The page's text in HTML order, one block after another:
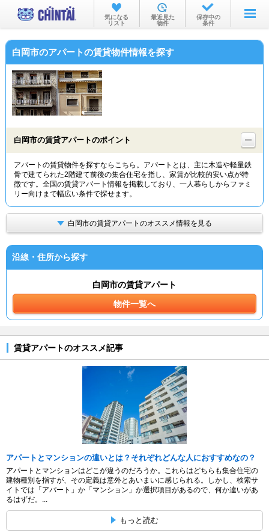
お部屋を探す
沿線・駅から
物件特集から
TOP
気になる
リスト
最近見た
物件
保存中の
条件
白岡市のアパートの賃貸物件情報を探す
白岡市の賃貸アパートのポイント
アパートの賃貸物件を探すならこちら。アパートとは、主に木造や軽量鉄
骨で建てられた2階建て前後の集合住宅を指し、家賃が比較的安い点が特
徴です。全国の賃貸アパート情報を掲載しており、一人暮らしからファミ
リー向けまで幅広い条件で探せます。
白岡市の賃貸アパートのオススメ情報を見る
沿線・住所から探す
白岡市の賃貸アパート
物件一覧へ
賃貸アパートのオススメ記事
アパートとマンションの違いとは？それぞれどんな人におすすめなの？
アパートとマンションはどこが違うのだろうか。これらはどちらも集合住宅の
建物種別を指すが、その定義は意外とあいまいに感じられる。しかし、検索サ
イトでは「アパート」か「マンション」か選択項目があるので、何か違いがあ
るはずだ。...
もっと読む